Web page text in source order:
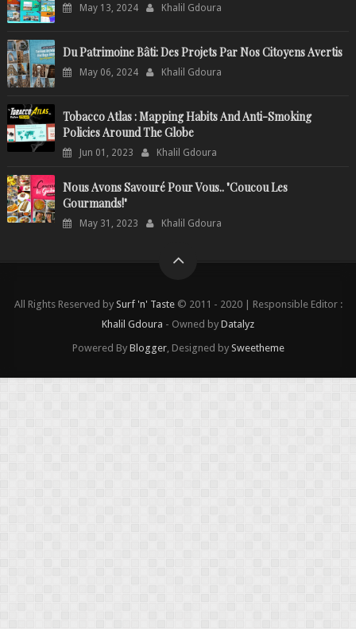
May 13, 2024 Khalil Gdoura
Du Patrimoine Bâti: Des Projets Par Nos Citoyens Avertis
May 06, 2024 Khalil Gdoura
Tobacco Atlas : Mapping Habits And Anti-Smoking
Policies Around The Globe
Jun 01, 2023 Khalil Gdoura
Nous Avons Savouré Pour Vous.. "Coucou Les
Gourmands!"
May 31, 2023 Khalil Gdoura
All Rights Reserved by Surf 'n' Taste© 2011 - 2020 | Responsible Editor :
Khalil Gdoura - Owned by Datalyz
Powered By Blogger, Designed by Sweetheme